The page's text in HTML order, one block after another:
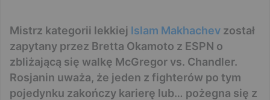
Mistrz kategorii lekkiej Islam Makhachev został
zapytany przez Bretta Okamoto z ESPN o
zbliżającą się walkę McGregor vs. Chandler.
Rosjanin uważa, że jeden z fighterów po tym
pojedynku zakończy karierę lub… pożegna się z